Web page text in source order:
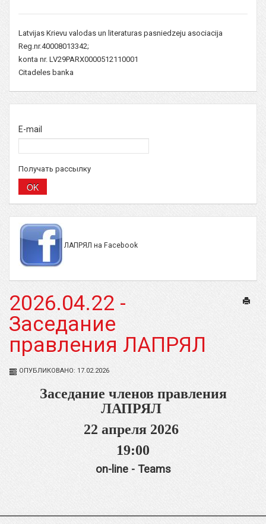
Latvijas Krievu valodas un literaturas pasniedzeju asociacija
Reg.nr.40008013342;
konta nr. LV29PARX0000512110001
Citadeles banka
E-mail
Получать рассылку
ЛАПРЯЛ на Facebook
2026.04.22 -
Заседание
правления ЛАПРЯЛ
ОПУБЛИКОВАНО: 17.02.2026
Заседание членов правления
ЛАПРЯЛ
22 апреля 2026
19:00
on-line - Teams